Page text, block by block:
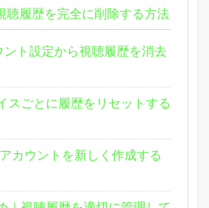
聴履歴を完全に削除する方法
ント設定から視聴履歴を消去
スごとに履歴をリセットする
カウントを新しく作成する